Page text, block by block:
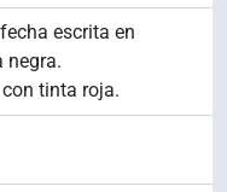
escrita en
negra.
tinta roja.